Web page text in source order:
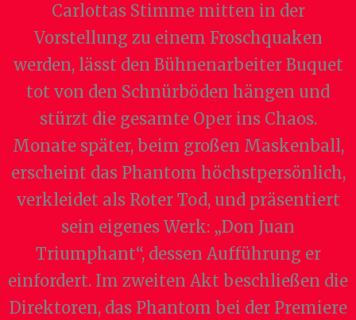
Carlottas Stimme mitten in der
Vorstellung zu einem Froschquaken
werden, lässt den Bühnenarbeiter Buquet
tot von den Schnürböden hängen und
stürzt die gesamte Oper ins Chaos.
Monate später, beim großen Maskenball,
erscheint das Phantom höchstpersönlich,
verkleidet als Roter Tod, und präsentiert
sein eigenes Werk: „Don Juan
Triumphant“, dessen Aufführung er
einfordert. Im zweiten Akt beschließen die
Direktoren, das Phantom bei der Premiere